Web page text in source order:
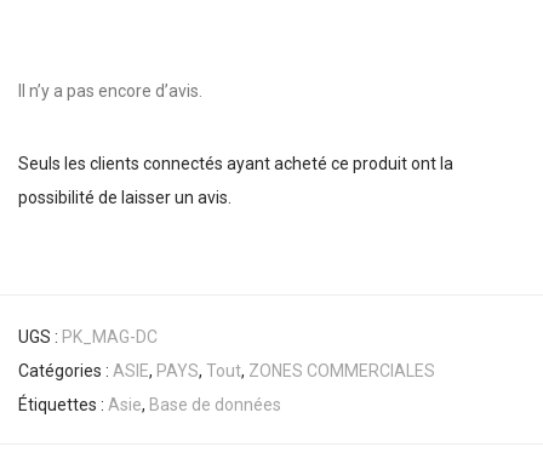
Il n’y a pas encore d’avis.
Seuls les clients connectés ayant acheté ce produit ont la
possibilité de laisser un avis.
UGS : PK_MAG-DC
Catégories : ASIE, PAYS, Tout, ZONES COMMERCIALES
Étiquettes : Asie, Base de données